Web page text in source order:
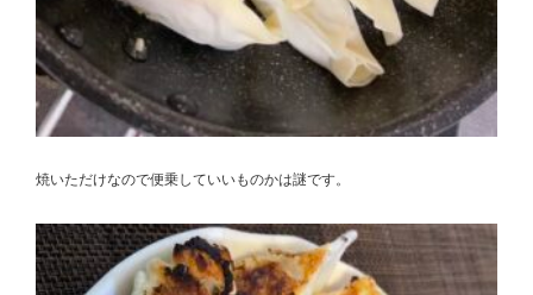
焼いただけなので便乗していいものかは謎です。